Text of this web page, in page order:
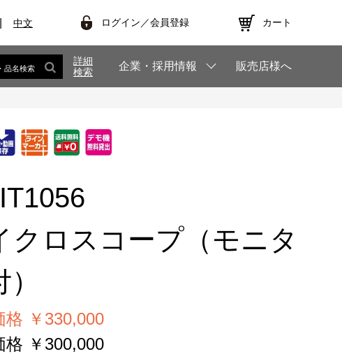
中文 ログイン／会員登録 カート
品名検索
詳細
検索
企業・採用情報 販売店様へ
クロスコープ（モニタ
格 ￥330,000
格 ￥300,000